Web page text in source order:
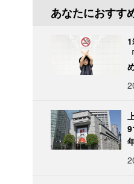
東京
お知らせ
あなたにおすす